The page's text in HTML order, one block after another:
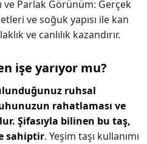
ve Parlak Görünüm: Gerçek
ve soğuk yapısı ile kan
ve canlılık kazandırır.
işe yarıyor mu?
ruhsal
rahatlaması ve
Şifasıyla bilinen bu taş,
sahiptir. Yeşim taşı kullanımı